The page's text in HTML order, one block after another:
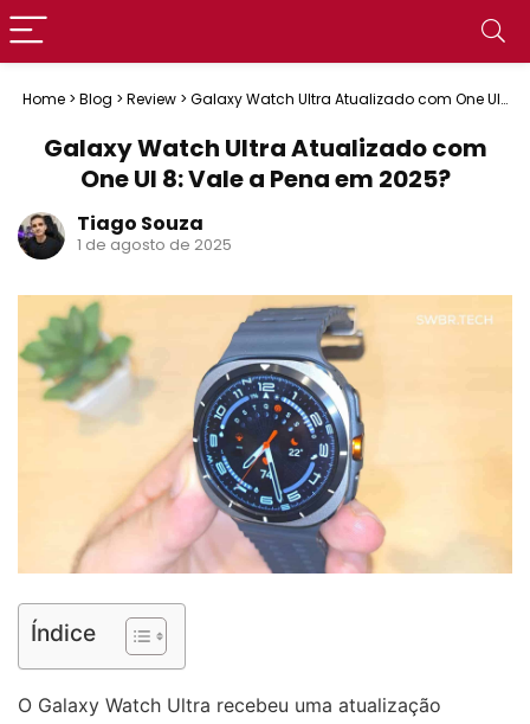
Home > Blog > Review > Galaxy Watch Ultra Atualizado com One UI
Galaxy Watch Ultra Atualizado com
One UI 8: Vale a Pena em 2025?
Tiago Souza
1 de agosto de 2025
Índice
O Galaxy Watch Ultra recebeu uma atualização